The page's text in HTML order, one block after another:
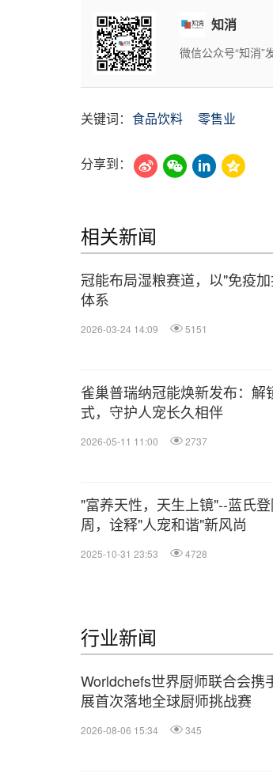
知消
微信公众号“知消”
关键词： 食品饮料 零售业
分享到：
相关新闻
冠能布局湿粮赛道，以"免疫
体系
2026-03-24 14:09 5151
雀巢普瑞纳冠能焕新发布：解
式，守护人宠长久相伴
2026-05-11 11:00 2737
"富养天性，天生上镜"--蓝氏
周，诠释"人宠和谐"新风尚
2025-10-31 23:53 4728
行业新闻
Worldchefs世界厨师联合会携
展首次落地全球厨师挑战赛
2026-08-06 15:34 345